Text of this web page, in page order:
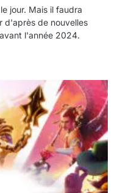
jour. Mais il faudra
d'après de nouvelles
l'année 2024.